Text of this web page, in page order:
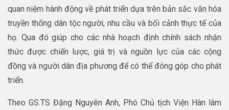
quan niệm hành động về phát triển dựa trên bản sắc văn hóa
truyền thống dân tộc người, nhu cầu và bối cảnh thực tế của
họ. Qua đó giúp cho các nhà hoạch định chính sách nhận
thức được chiến lược, giá trị và nguồn lực của các cộng
đồng và người dân địa phương để có thể đóng góp cho phát
triển.
Theo GS.TS Đặng Nguyên Anh, Phó Chủ tịch Viện Hàn lâm